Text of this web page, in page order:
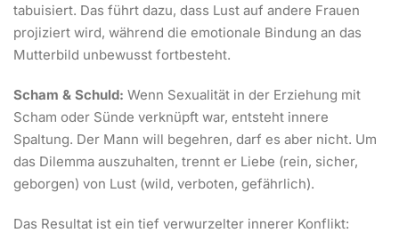
tabuisiert. Das führt dazu, dass Lust auf andere Frauen
projiziert wird, während die emotionale Bindung an das
Mutterbild unbewusst fortbesteht.
Scham & Schuld: Wenn Sexualität in der Erziehung mit
Scham oder Sünde verknüpft war, entsteht innere
Spaltung. Der Mann will begehren, darf es aber nicht. Um
das Dilemma auszuhalten, trennt er Liebe (rein, sicher,
geborgen) von Lust (wild, verboten, gefährlich).
Das Resultat ist ein tief verwurzelter innerer Konflikt: